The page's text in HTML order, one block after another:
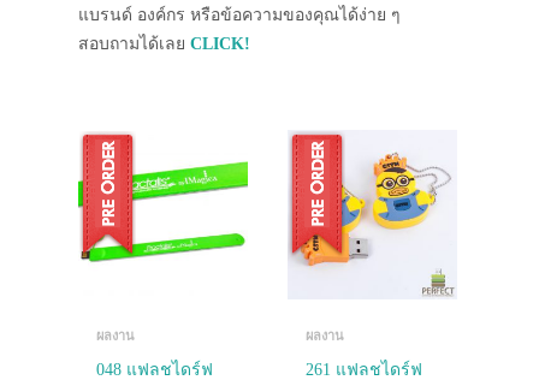
แบรนด์ องค์กร หรือข้อความของคุณได้ง่าย ๆ
สอบถามได้เลย CLICK!
ผลงาน
048 แฟลชไดร์ฟ
ผลงาน
261 แฟลชไดร์ฟ